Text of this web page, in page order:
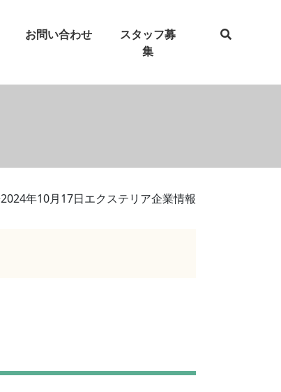
お問い合わせ
スタッフ募
集
2024年10月17日エクステリア企業情報